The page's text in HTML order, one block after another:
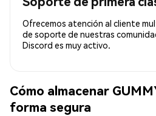
Ofrecemos atención al cliente
de soporte de nuestras
Discord es muy activo.
Cómo almacenar
forma segura